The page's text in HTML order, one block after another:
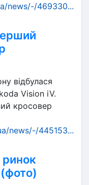
news/-/469330...
відбулася
Vision iV.
кросовер
news/-/445153...